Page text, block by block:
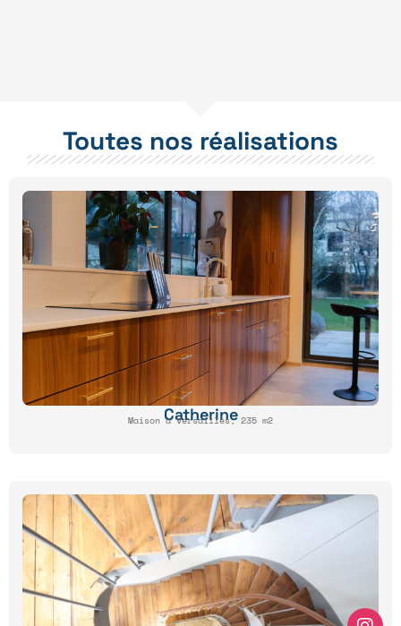
Toutes nos réalisations
Catherine
Maison à Versailles, 235 m2